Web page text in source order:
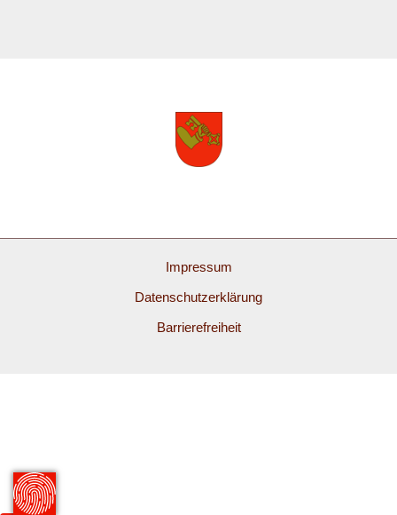
Impressum
Datenschutzerklärung
Barrierefreiheit